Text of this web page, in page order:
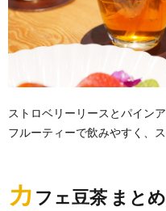
ストロベリーリースとパイン
フルーティーで飲みやすく、
カ フェ豆茶 まとめ